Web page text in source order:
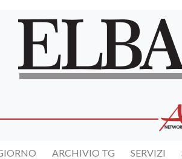
ARCHIVIO TG SERVIZI